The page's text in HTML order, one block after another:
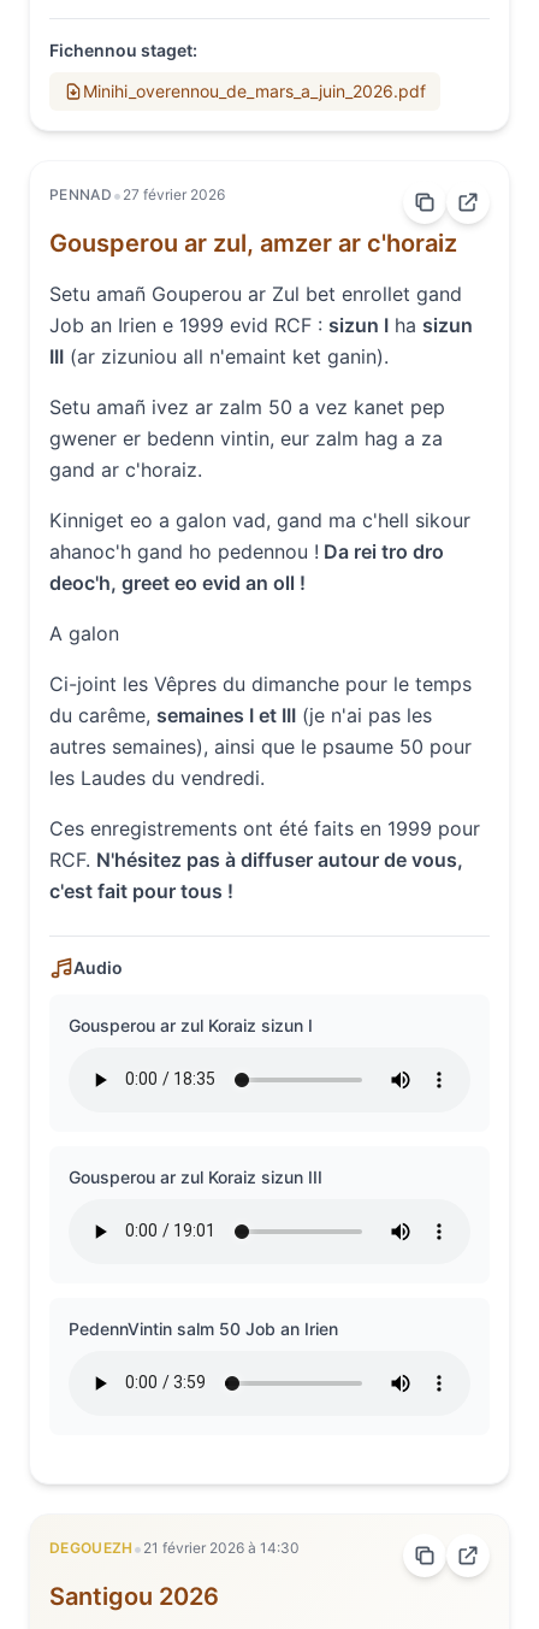
Fichennou staget:
Minihi_overennou_de_mars_a_juin_2026.pdf
PENNAD • 27 février 2026
Gousperou ar zul, amzer ar c'horaiz
Setu amañ Gouperou ar Zul bet enrollet gand
Job an Irien e 1999 evid RCF : sizun I ha sizun
III (ar zizuniou all n'emaint ket ganin).
Setu amañ ivez ar zalm 50 a vez kanet pep
gwener er bedenn vintin, eur zalm hag a za
gand ar c'horaiz.
Kinniget eo a galon vad, gand ma c'hell sikour
ahanoc'h gand ho pedennou ! Da rei tro dro
deoc'h, greet eo evid an oll !
A galon
Ci-joint les Vêpres du dimanche pour le temps
du carême, semaines I et III (je n'ai pas les
autres semaines), ainsi que le psaume 50 pour
les Laudes du vendredi.
Ces enregistrements ont été faits en 1999 pour
RCF. N'hésitez pas à diffuser autour de vous,
c'est fait pour tous !
Audio
Gousperou ar zul Koraiz sizun I
Gousperou ar zul Koraiz sizun III
PedennVintin salm 50 Job an Irien
DEGOUEZH • 21 février 2026 à14:30
Santigou 2026